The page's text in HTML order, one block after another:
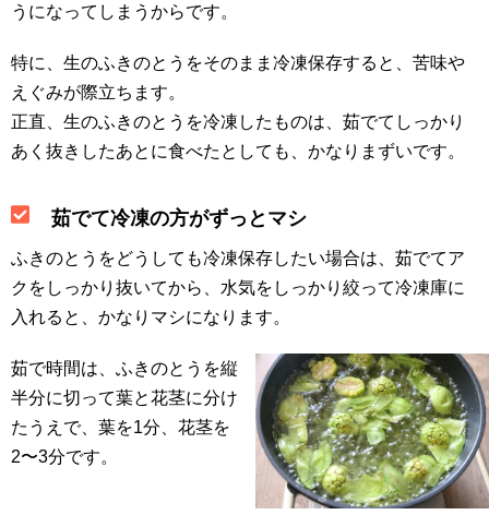
うになってしまうからです。
特に、生のふきのとうをそのまま冷凍保存すると、苦味や
えぐみが際立ちます。
正直、生のふきのとうを冷凍したものは、茹でてしっかり
あく抜きしたあとに食べたとしても、かなりまずいです。
茹でて冷凍の方がずっとマシ
ふきのとうをどうしても冷凍保存したい場合は、茹でてア
クをしっかり抜いてから、水気をしっかり絞って冷凍庫に
入れると、かなりマシになります。
茹で時間は、ふきのとうを縦
半分に切って葉と花茎に分け
たうえで、葉を1分、花茎を
2〜3分です。